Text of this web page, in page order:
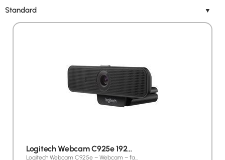
Standard ▼
Logitech Webcam C925e 192…
Logitech Webcam C925e – Webcam – fa…